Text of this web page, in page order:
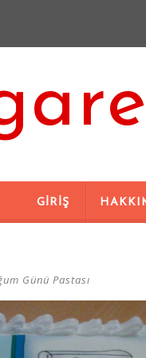
GIRIŞ
Günü Pastası